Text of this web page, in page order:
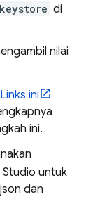
di
nilai
ini
ini.
untuk
dan